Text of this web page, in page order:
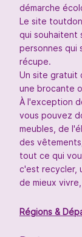
démarche
Le site
qui souhaitent
personnes qui
récupe.
Un site gratuit
une brocante
À l'exception
vous pouvez
meubles, de
des
tout ce qui
c'est recycler,
de mieux
Régions &